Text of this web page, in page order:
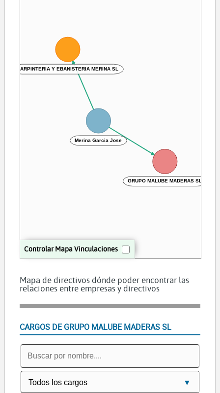
Controlar Mapa Vinculaciones
GRUPO MALUBE MADERAS SL
Merina Garcia Jose
CARPINTERIA Y EBANISTERIA MERINA SL
Mapa de directivos dónde poder encontrar las
relaciones entre empresas y directivos
CARGOS DE GRUPO MALUBE MADERAS SL